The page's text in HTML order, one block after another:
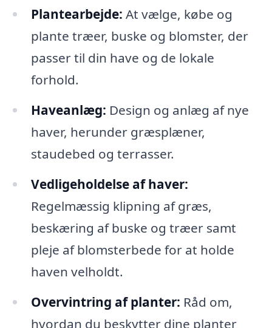
Plantearbejde: At vælge, købe og
plante træer, buske og blomster, der
passer til din have og de lokale
forhold.
Haveanlæg: Design og anlæg af nye
haver, herunder græsplæner,
staudebed og terrasser.
Vedligeholdelse af haver:
Regelmæssig klipning af græs,
beskæring af buske og træer samt
pleje af blomsterbede for at holde
haven velholdt.
Overvintring af planter: Råd om,
hvordan du beskytter dine planter